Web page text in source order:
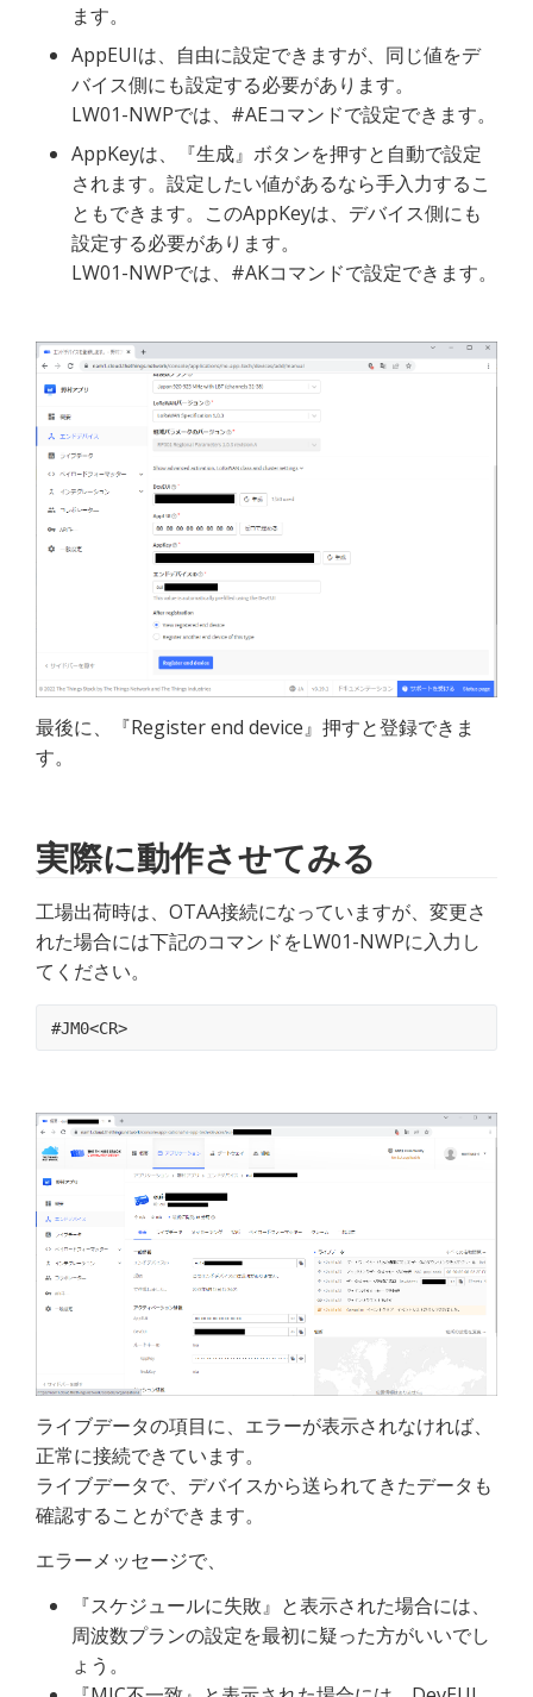
ます。
AppEUIは、自由に設定できますが、同じ値をデ
バイス側にも設定する必要があります。
LW01-NWPでは、#AEコマンドで設定できます。
AppKeyは、『生成』ボタンを押すと自動で設定
されます。設定したい値があるなら手入力するこ
ともできます。このAppKeyは、デバイス側にも
設定する必要があります。
LW01-NWPでは、#AKコマンドで設定できます。
最後に、『Register end device』押すと登録できま
す。
実際に動作させてみる
工場出荷時は、OTAA接続になっていますが、変更さ
れた場合には下記のコマンドをLW01-NWPに入力し
てください。
#JM0<CR>
ライブデータの項目に、エラーが表示されなければ、
正常に接続できています。
ライブデータで、デバイスから送られてきたデータも
確認することができます。
エラーメッセージで、
『スケジュールに失敗』と表示された場合には、
周波数プランの設定を最初に疑った方がいいでし
ょう。